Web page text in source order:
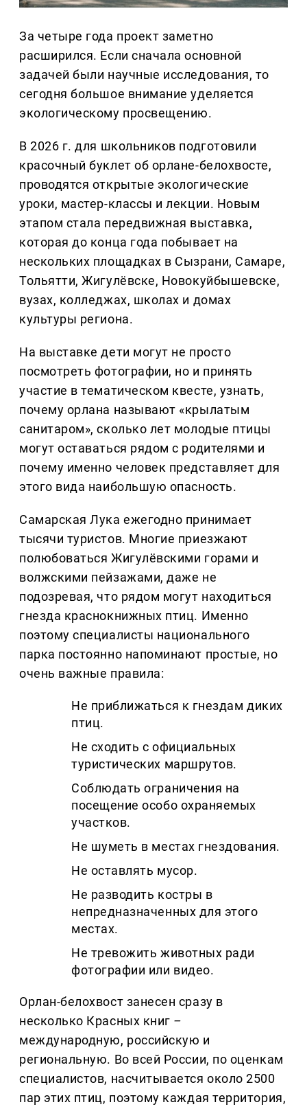
За четыре года проект заметно
расширился. Если сначала основной
задачей были научные исследования, то
сегодня большое внимание уделяется
экологическому просвещению.
В 2026 г. для школьников подготовили
красочный буклет об орлане-белохвосте,
проводятся открытые экологические
уроки, мастер-классы и лекции. Новым
этапом стала передвижная выставка,
которая до конца года побывает на
нескольких площадках в Сызрани, Самаре,
Тольятти, Жигулёвске, Новокуйбышевске,
вузах, колледжах, школах и домах
культуры региона.
На выставке дети могут не просто
посмотреть фотографии, но и принять
участие в тематическом квесте, узнать,
почему орлана называют «крылатым
санитаром», сколько лет молодые птицы
могут оставаться рядом с родителями и
почему именно человек представляет для
этого вида наибольшую опасность.
Самарская Лука ежегодно принимает
тысячи туристов. Многие приезжают
полюбоваться Жигулёвскими горами и
волжскими пейзажами, даже не
подозревая, что рядом могут находиться
гнезда краснокнижных птиц. Именно
поэтому специалисты национального
парка постоянно напоминают простые, но
очень важные правила:
Не приближаться к гнездам диких
птиц.
Не сходить с официальных
туристических маршрутов.
Соблюдать ограничения на
посещение особо охраняемых
участков.
Не шуметь в местах гнездования.
Не оставлять мусор.
Не разводить костры в
непредназначенных для этого
местах.
Не тревожить животных ради
фотографии или видео.
Орлан-белохвост занесен сразу в
несколько Красных книг –
международную, российскую и
региональную. Во всей России, по оценкам
специалистов, насчитывается около 2500
пар этих птиц, поэтому каждая территория,